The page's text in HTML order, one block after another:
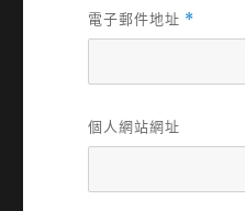
電子郵件地址 *
個人網站網址